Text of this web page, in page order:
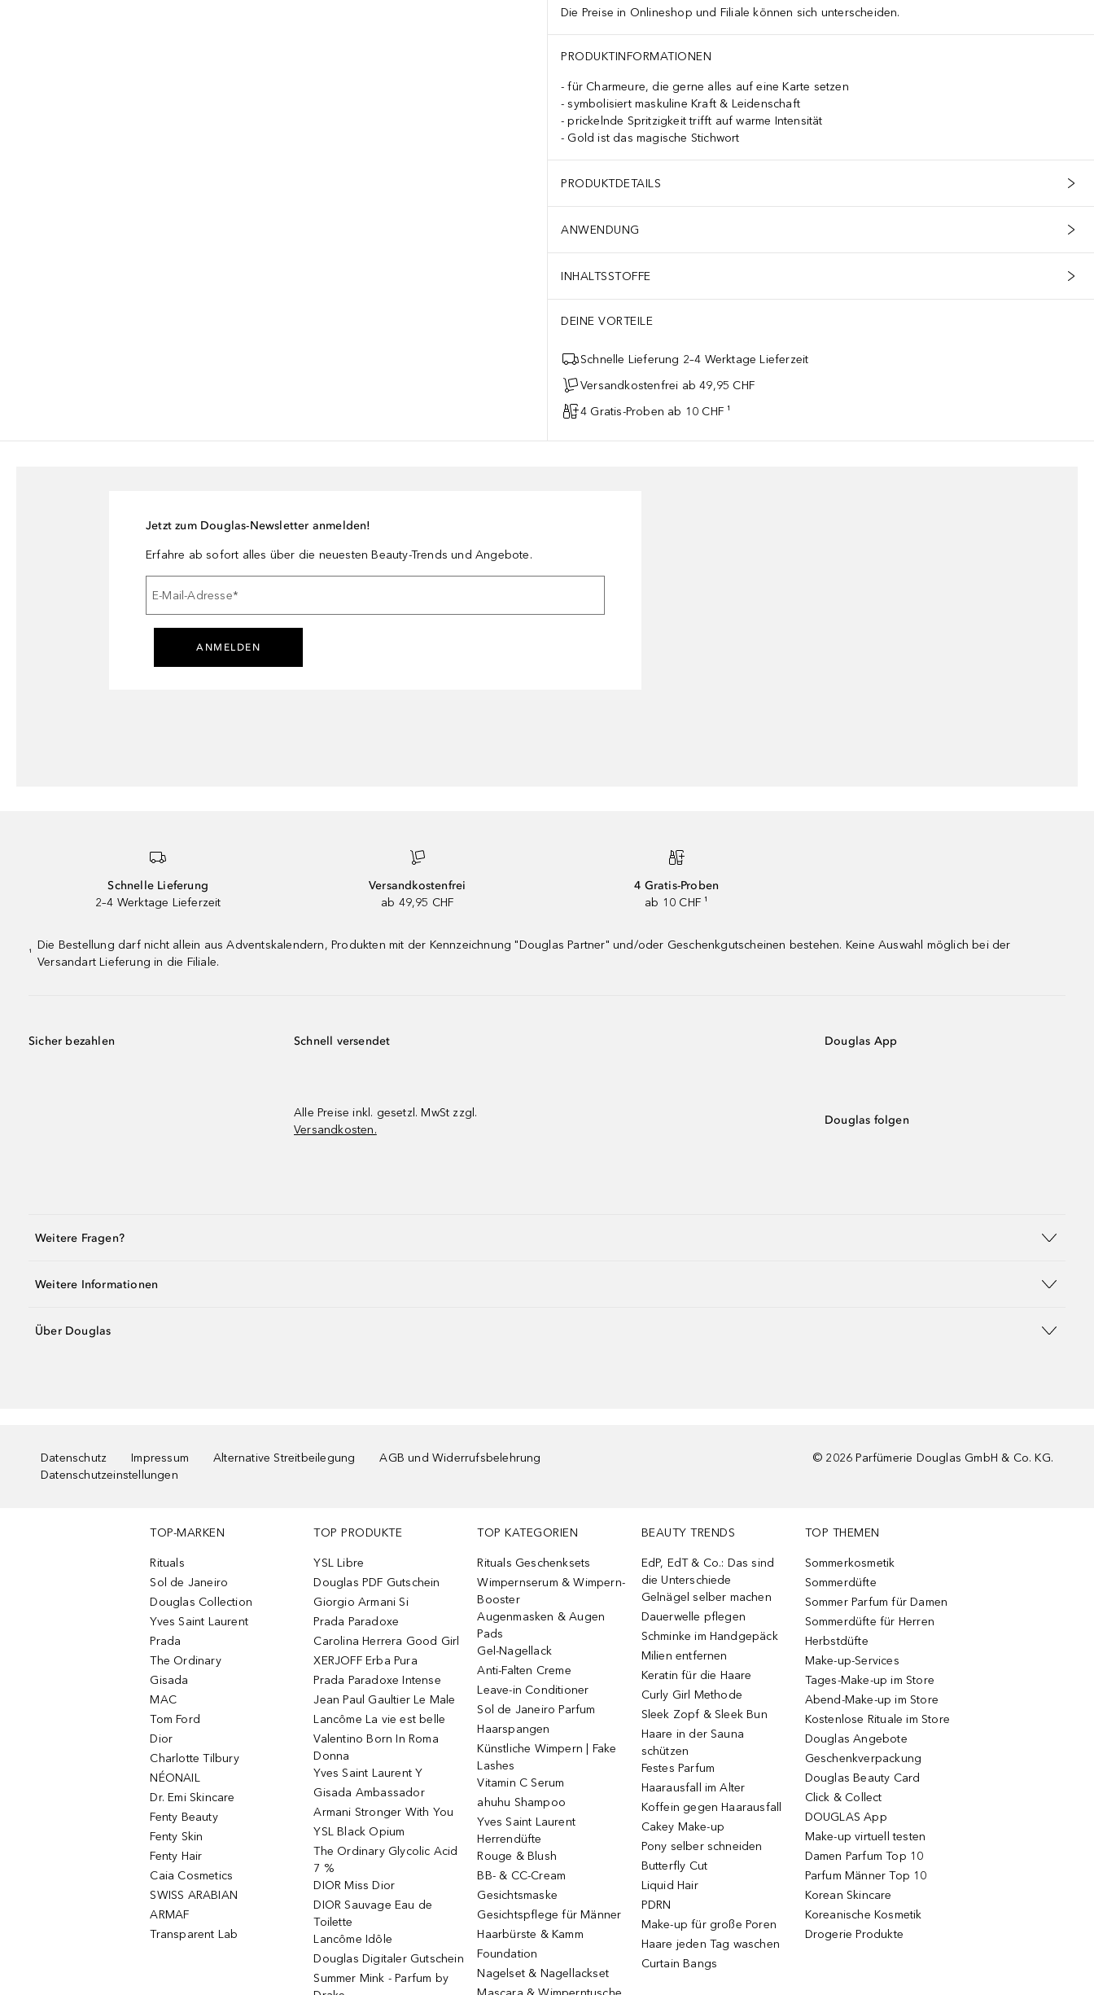
Die Preise in Onlineshop und Filiale können sich unterscheiden.
PRODUKTINFORMATIONEN
für Charmeure, die gerne alles auf eine Karte setzen
symbolisiert maskuline Kraft & Leidenschaft
prickelnde Spritzigkeit trifft auf warme Intensität
Gold ist das magische Stichwort
PRODUKTDETAILS
ANWENDUNG
INHALTSSTOFFE
DEINE VORTEILE
Schnelle Lieferung 2–4 Werktage Lieferzeit
Versandkostenfrei ab 49,95 CHF
4 Gratis-Proben ab 10 CHF ¹
Jetzt zum Douglas-Newsletter anmelden!
Erfahre ab sofort alles über die neuesten Beauty-Trends und Angebote.
E-Mail-Adresse*
ANMELDEN
Schnelle Lieferung
2–4 Werktage Lieferzeit
Versandkostenfrei
ab 49,95 CHF
4 Gratis-Proben
ab 10 CHF ¹
¹
Die Bestellung darf nicht allein aus Adventskalendern, Produkten mit der Kennzeichnung "Douglas Partner" und/oder Geschenkgutscheinen bestehen. Keine Auswahl möglich bei der
Versandart Lieferung in die Filiale.
Sicher bezahlen Schnell versendet
Alle Preise inkl. gesetzl. MwSt zzgl.
Versandkosten.
Douglas App
Douglas folgen
Weitere Fragen?
Weitere Informationen
Über Douglas
Datenschutz Impressum Alternative Streitbeilegung
AGB und Widerrufsbelehrung
Datenschutzeinstellungen
© 2026 Parfümerie Douglas GmbH & Co. KG.
TOP-MARKEN
Rituals
Sol de Janeiro
Douglas Collection
Yves Saint Laurent
Prada
The Ordinary
Gisada
MAC
Tom Ford
Dior
Charlotte Tilbury
NÉONAIL
Dr. Emi Skincare
Fenty Beauty
Fenty Skin
Fenty Hair
Caia Cosmetics
SWISS ARABIAN
ARMAF
Transparent Lab
TOP PRODUKTE
YSL Libre
Douglas PDF Gutschein
Giorgio Armani Si
Prada Paradoxe
Carolina Herrera Good Girl
XERJOFF Erba Pura
Prada Paradoxe Intense
Jean Paul Gaultier Le Male
Lancôme La vie est belle
Valentino Born In Roma
Donna
Yves Saint Laurent Y
Gisada Ambassador
Armani Stronger With You
YSL Black Opium
The Ordinary Glycolic Acid
7 %
DIOR Miss Dior
DIOR Sauvage Eau de
Toilette
Lancôme Idôle
Douglas Digitaler Gutschein
Summer Mink - Parfum by
TOP KATEGORIEN
Rituals Geschenksets
Wimpernserum & Wimpern-
Booster
Augenmasken & Augen
Pads
Gel-Nagellack
Anti-Falten Creme
Leave-in Conditioner
Sol de Janeiro Parfum
Haarspangen
Künstliche Wimpern | Fake
Lashes
Vitamin C Serum
ahuhu Shampoo
Yves Saint Laurent
Herrendüfte
Rouge & Blush
BB- & CC-Cream
Gesichtsmaske
Gesichtspflege für Männer
Haarbürste & Kamm
Foundation
Nagelset & Nagellackset
BEAUTY TRENDS
EdP, EdT & Co.: Das sind
die Unterschiede
Gelnägel selber machen
Dauerwelle pflegen
Schminke im Handgepäck
Milien entfernen
Keratin für die Haare
Curly Girl Methode
Sleek Zopf & Sleek Bun
Haare in der Sauna
schützen
Festes Parfum
Haarausfall im Alter
Koffein gegen Haarausfall
Cakey Make-up
Pony selber schneiden
Butterfly Cut
Liquid Hair
PDRN
Make-up für große Poren
Haare jeden Tag waschen
Curtain Bangs
TOP THEMEN
Sommerkosmetik
Sommerdüfte
Sommer Parfum für Damen
Sommerdüfte für Herren
Herbstdüfte
Make-up-Services
Tages-Make-up im Store
Abend-Make-up im Store
Kostenlose Rituale im Store
Douglas Angebote
Geschenkverpackung
Douglas Beauty Card
Click & Collect
DOUGLAS App
Make-up virtuell testen
Damen Parfum Top 10
Parfum Männer Top 10
Korean Skincare
Koreanische Kosmetik
Drogerie Produkte